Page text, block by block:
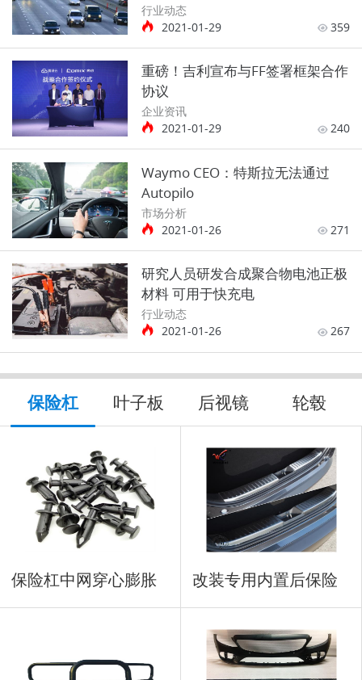
行业动态
2021-01-29
359
重磅！吉利宣布与FF签署框架合作
协议
企业资讯
2021-01-29
240
Waymo CEO：特斯拉无法通过
Autopilo
市场分析
2021-01-26
271
研究人员研发合成聚合物电池正极
材料 可用于快充电
行业动态
2021-01-26
267
保险杠 叶子板 后视镜 轮毂
保险杠中网穿心膨胀
铆钉
改装专用内置后保险
杠防